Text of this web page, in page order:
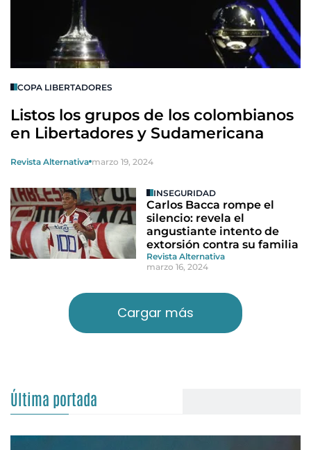
COPA LIBERTADORES
Listos los grupos de los colombianos
en Libertadores y Sudamericana
Revista Alternativa marzo 19, 2024
INSEGURIDAD
Carlos Bacca rompe el
silencio: revela el
angustiante intento de
extorsión contra su familia
Revista Alternativa
marzo 16, 2024
Cargar más
Última portada